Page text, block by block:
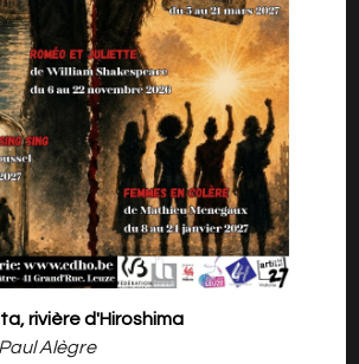
rivière d'Hiroshima
Alègre
avec tendresse et ironie.
nombreuses scènes d’humour
et en Belgique, Robby, co-
collectif l'Effet rire, séduit par sa
du rythme et sa sincérité. Un
intelligent et plein de jeux
ans !
15 €